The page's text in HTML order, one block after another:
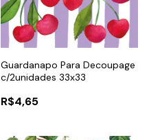
Guardanapo Para Decoupage
c/2unidades 33x33
R$4,65